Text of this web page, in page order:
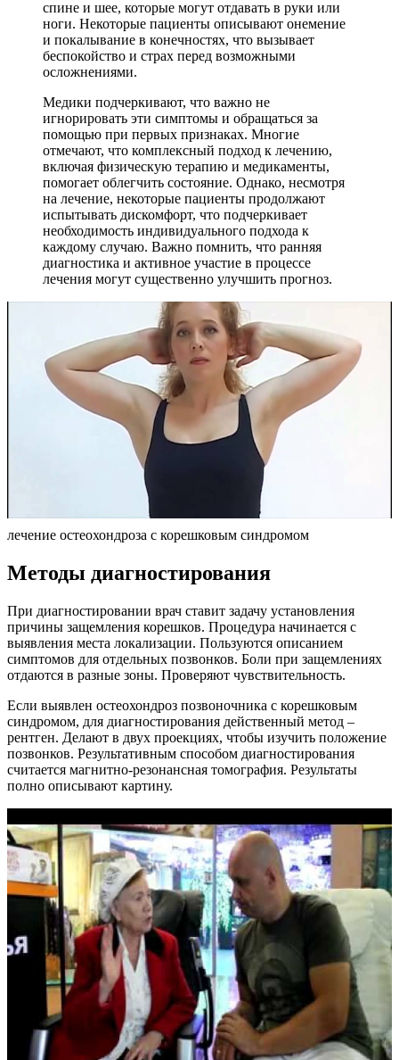
спине и шее, которые могут отдавать в руки или
ноги. Некоторые пациенты описывают онемение
и покалывание в конечностях, что вызывает
беспокойство и страх перед возможными
осложнениями.
Медики подчеркивают, что важно не
игнорировать эти симптомы и обращаться за
помощью при первых признаках. Многие
отмечают, что комплексный подход к лечению,
включая физическую терапию и медикаменты,
помогает облегчить состояние. Однако, несмотря
на лечение, некоторые пациенты продолжают
испытывать дискомфорт, что подчеркивает
необходимость индивидуального подхода к
каждому случаю. Важно помнить, что ранняя
диагностика и активное участие в процессе
лечения могут существенно улучшить прогноз.
лечение остеохондроза с корешковым синдромом
Методы диагностирования
При диагностировании врач ставит задачу установления
причины защемления корешков. Процедура начинается с
выявления места локализации. Пользуются описанием
симптомов для отдельных позвонков. Боли при защемлениях
отдаются в разные зоны. Проверяют чувствительность.
Если выявлен остеохондроз позвоночника с корешковым
синдромом, для диагностирования действенный метод –
рентген. Делают в двух проекциях, чтобы изучить положение
позвонков. Результативным способом диагностирования
считается магнитно-резонансная томография. Результаты
полно описывают картину.